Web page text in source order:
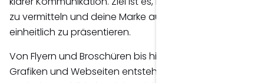
zu vermitteln und deine Marke auf allen Kanälen
einheitlich zu präsentieren.
Von Flyern und Broschüren bis hin zu Social-Media-
Grafiken und Webseiten entsteht ein durchgängiges